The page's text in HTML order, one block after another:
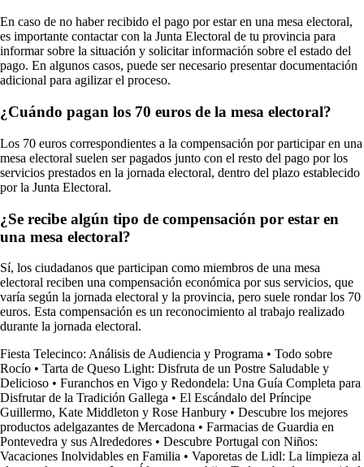
En caso de no haber recibido el pago por estar en una mesa electoral,
es importante contactar con la Junta Electoral de tu provincia para
informar sobre la situación y solicitar información sobre el estado del
pago. En algunos casos, puede ser necesario presentar documentación
adicional para agilizar el proceso.
¿Cuándo pagan los 70 euros de la mesa electoral?
Los 70 euros correspondientes a la compensación por participar en una
mesa electoral suelen ser pagados junto con el resto del pago por los
servicios prestados en la jornada electoral, dentro del plazo establecido
por la Junta Electoral.
¿Se recibe algún tipo de compensación por estar en
una mesa electoral?
Sí, los ciudadanos que participan como miembros de una mesa
electoral reciben una compensación económica por sus servicios, que
varía según la jornada electoral y la provincia, pero suele rondar los 70
euros. Esta compensación es un reconocimiento al trabajo realizado
durante la jornada electoral.
Fiesta Telecinco: Análisis de Audiencia y Programa • Todo sobre
Rocío • Tarta de Queso Light: Disfruta de un Postre Saludable y
Delicioso • Furanchos en Vigo y Redondela: Una Guía Completa para
Disfrutar de la Tradición Gallega • El Escándalo del Príncipe
Guillermo, Kate Middleton y Rose Hanbury • Descubre los mejores
productos adelgazantes de Mercadona • Farmacias de Guardia en
Pontevedra y sus Alrededores • Descubre Portugal con Niños:
Vacaciones Inolvidables en Familia • Vaporetas de Lidl: La limpieza al